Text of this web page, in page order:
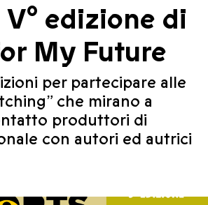
edizione di
My Future
per partecipare alle
che mirano a
produttori di
con autori ed autrici